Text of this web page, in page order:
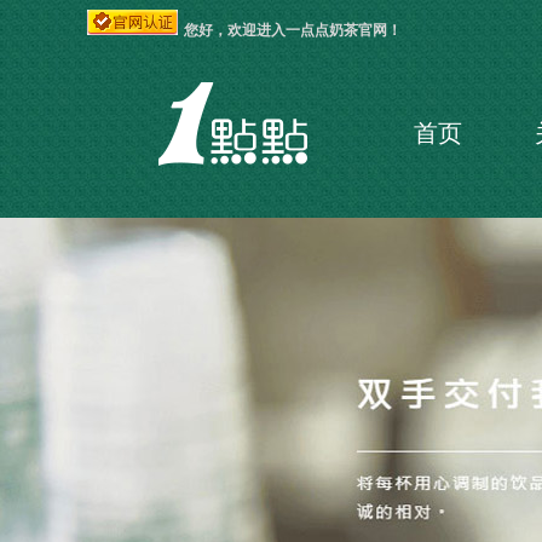
您好，欢迎进入一点点奶茶官网！
首页